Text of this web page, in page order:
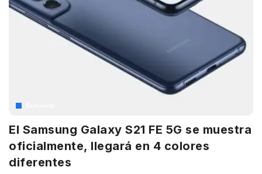
El Samsung Galaxy S21 FE 5G se muestra
oficialmente, llegará en 4 colores
diferentes